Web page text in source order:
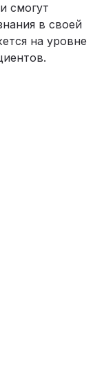
смогут
в своей
на уровне